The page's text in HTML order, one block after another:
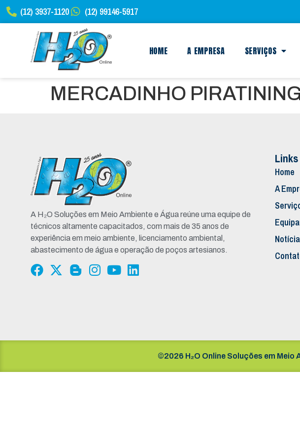
(12) 3937-1120 (12) 99146-5917
HOME A EMPRESA SERVIÇOS
MERCADINHO
A H₂O Soluções em Meio Ambiente e Água reúne uma equipe de
técnicos altamente capacitados, com mais de 35 anos de
experiência em meio ambiente, licenciamento ambiental,
abastecimento de água e operação de poços artesianos.
Home
A
©2026 H₂O Online Soluções em Meio